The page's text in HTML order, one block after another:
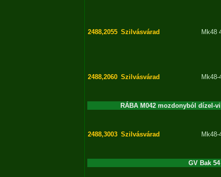
2488,2055 Szilvásvárad Mk48
2488,2060 Szilvásvárad Mk48-
RÁBA M042 mozdonyból dízel-
2488,3003 Szilvásvárad Mk48-
GV Bak